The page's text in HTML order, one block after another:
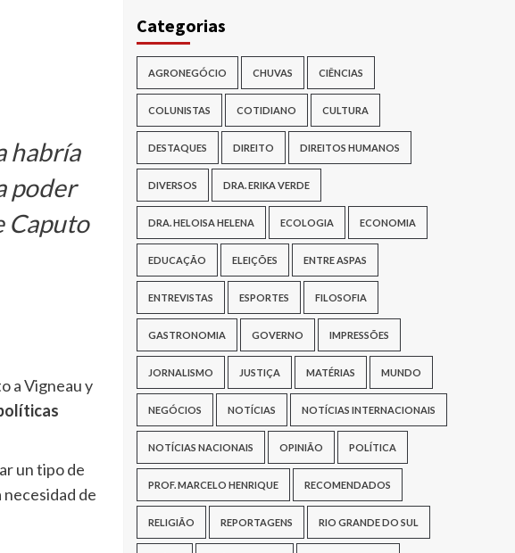
habría
poder
Caputo
a Vigneau y
un tipo de
de
Categorias
AGRONEGÓCIO CHUVAS CIÊNCIAS
COLUNISTAS COTIDIANO CULTURA
DESTAQUES DIREITO DIREITOS HUMANOS
DIVERSOS DRA. ERIKA VERDE
DRA. HELOISA HELENA ECOLOGIA ECONOMIA
EDUCAÇÃO ELEIÇÕES ENTRE ASPAS
ENTREVISTAS ESPORTES FILOSOFIA
GASTRONOMIA GOVERNO IMPRESSÕES
JORNALISMO JUSTIÇA MATÉRIAS MUNDO
NEGÓCIOS NOTÍCIAS NOTÍCIAS INTERNACIONAIS
NOTÍCIAS NACIONAIS OPINIÃO POLÍTICA
PROF. MARCELO HENRIQUE RECOMENDADOS
RELIGIÃO REPORTAGENS RIO GRANDE DO SUL